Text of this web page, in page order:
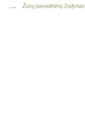
Žuvų pavadinimų žodynas